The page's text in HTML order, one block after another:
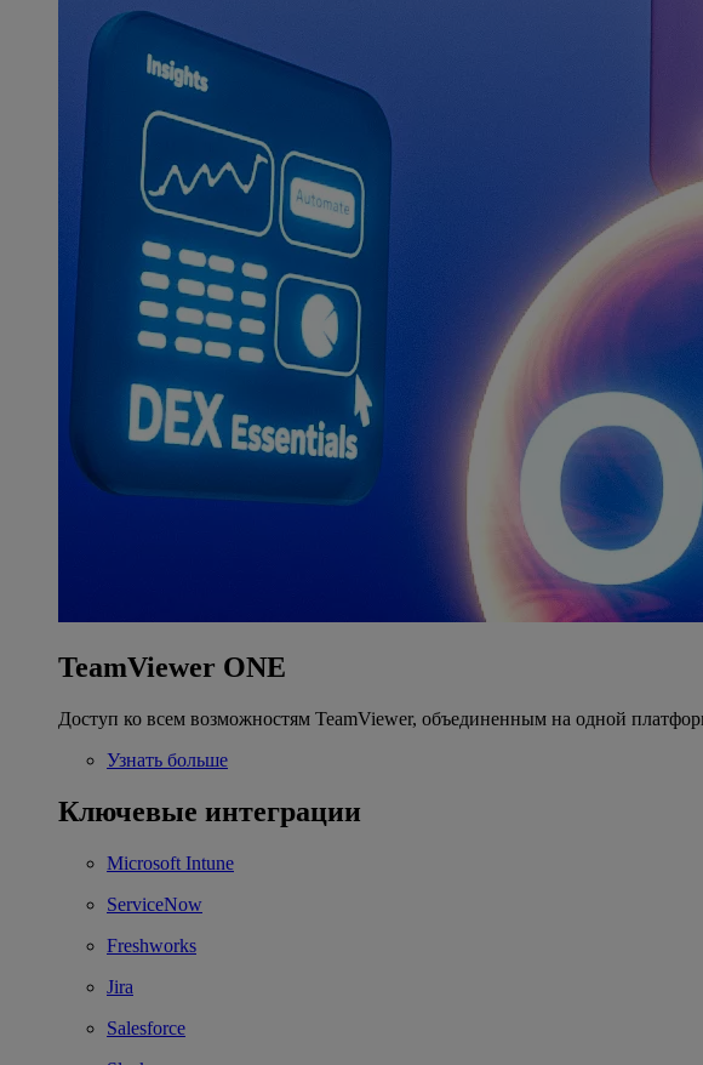
TeamViewer ONE
Доступ ко всем возможностям TeamViewer, объединенным на одной
Узнать больше
Ключевые интеграции
Microsoft Intune
ServiceNow
Freshworks
Jira
Salesforce